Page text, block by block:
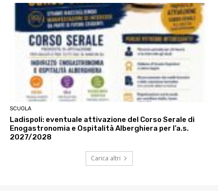
SCUOLA
Ladispoli: eventuale attivazione del Corso Serale di
Enogastronomia e Ospitalità Alberghiera per l’a.s.
2027/2028
Carica altri